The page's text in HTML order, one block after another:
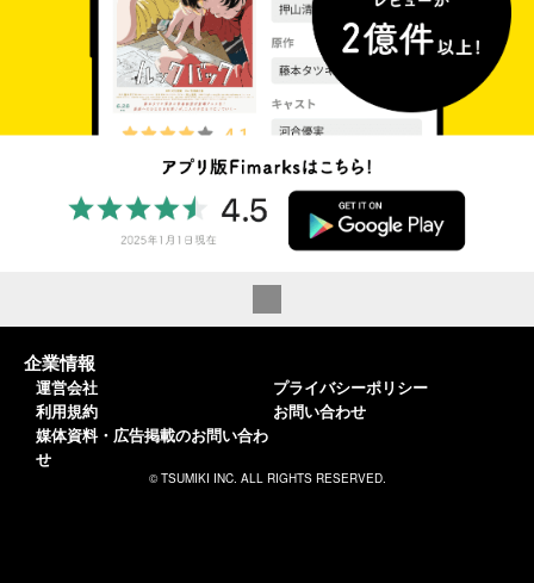
企業情報
運営会社
利用規約
媒体資料・広告掲載のお問い合わ
せ
プライバシーポリシー
お問い合わせ
© TSUMIKI INC. ALL RIGHTS RESERVED.